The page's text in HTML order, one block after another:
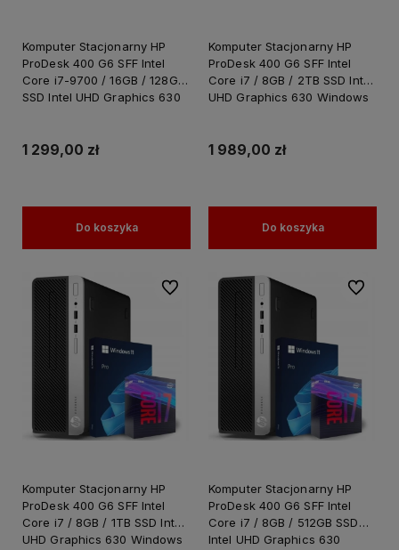
Komputer Stacjonarny HP
ProDesk 400 G6 SFF Intel
Core i7-9700 / 16GB / 128GB
SSD Intel UHD Graphics 630
1 299,00 zł
Do koszyka
Komputer Stacjonarny HP
ProDesk 400 G6 SFF Intel
Core i7 / 8GB / 2TB SSD Intel
UHD Graphics 630 Windows
1 989,00 zł
Do koszyka
Komputer Stacjonarny HP
ProDesk 400 G6 SFF Intel
Core i7 / 8GB / 1TB SSD Intel
UHD Graphics 630 Windows
Do ulubionych
Komputer Stacjonarny HP
ProDesk 400 G6 SFF Intel
Core i7 / 8GB / 512GB SSD
Intel UHD Graphics 630
Do